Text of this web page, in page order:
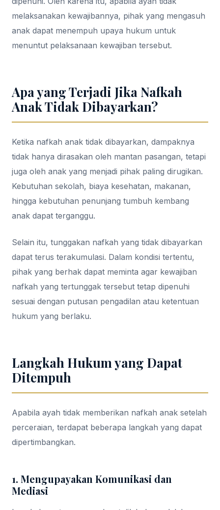
melaksanakan kewajibannya, pihak yang mengasuh
anak dapat menempuh upaya hukum untuk
menuntut pelaksanaan kewajiban tersebut.
Apa yang Terjadi Jika Nafkah
Anak Tidak Dibayarkan?
Ketika nafkah anak tidak dibayarkan, dampaknya
tidak hanya dirasakan oleh mantan pasangan, tetapi
juga oleh anak yang menjadi pihak paling dirugikan.
Kebutuhan sekolah, biaya kesehatan, makanan,
hingga kebutuhan penunjang tumbuh kembang
anak dapat terganggu.
Selain itu, tunggakan nafkah yang tidak dibayarkan
dapat terus terakumulasi. Dalam kondisi tertentu,
pihak yang berhak dapat meminta agar kewajiban
nafkah yang tertunggak tersebut tetap dipenuhi
sesuai dengan putusan pengadilan atau ketentuan
hukum yang berlaku.
Langkah Hukum yang Dapat
Ditempuh
Apabila ayah tidak memberikan nafkah anak setelah
perceraian, terdapat beberapa langkah yang dapat
dipertimbangkan.
1. Mengupayakan Komunikasi dan
Mediasi